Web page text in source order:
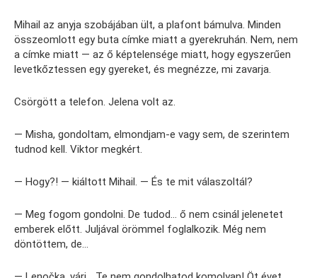
Mihail az anyja szobájában ült, a plafont bámulva. Minden
összeomlott egy buta címke miatt a gyerekruhán. Nem, nem
a címke miatt — az ő képtelensége miatt, hogy egyszerűen
levetkőztessen egy gyereket, és megnézze, mi zavarja.
Csörgött a telefon. Jelena volt az.
— Misha, gondoltam, elmondjam-e vagy sem, de szerintem
tudnod kell. Viktor megkért.
— Hogy?! — kiáltott Mihail. — És te mit válaszoltál?
— Meg fogom gondolni. De tudod… ő nem csinál jelenetet
emberek előtt. Juljával örömmel foglalkozik. Még nem
döntöttem, de…